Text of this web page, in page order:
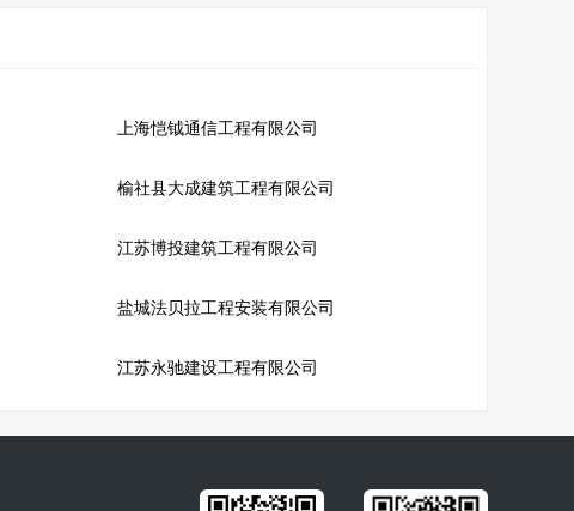
上海恺钺通信工程有限公司
榆社县大成建筑工程有限公司
江苏博投建筑工程有限公司
盐城法贝拉工程安装有限公司
江苏永驰建设工程有限公司